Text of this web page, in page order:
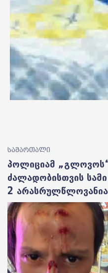
სამართალი
პოლიციამ
ძალადობისთვის
2 არასრულწლოვანია